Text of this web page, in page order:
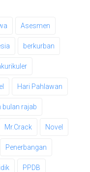
Asesmen
berkurban
Hari Pahlawan
bulan rajab
Mr.Crack Novel
Penerbangan
PPDB